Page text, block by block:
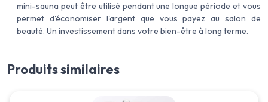
mini-sauna peut être utilisé pendant une longue période et vous
permet d'économiser l'argent que vous payez au salon de
beauté. Un investissement dans votre bien-être à long terme.
Produits similaires